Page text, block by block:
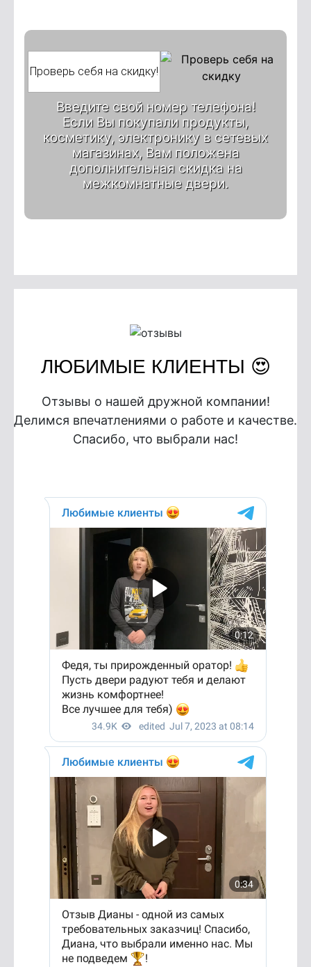
Введите свой номер телефона!
Если Вы покупали продукты,
косметику, электронику в сетевых
магазинах, Вам положена
дополнительная скидка на
межкомнатные двери.
ЛЮБИМЫЕ КЛИЕНТЫ 😍
Отзывы о нашей дружной компании!
Делимся впечатлениями о работе и качестве.
Спасибо, что выбрали нас!